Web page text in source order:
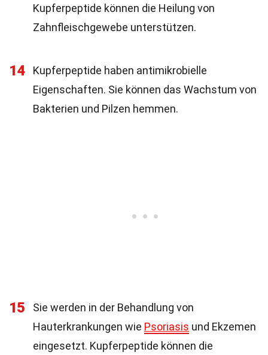
Kupferpeptide können die Heilung von
Zahnfleischgewebe unterstützen.
14
Kupferpeptide haben antimikrobielle
Eigenschaften. Sie können das Wachstum von
Bakterien und Pilzen hemmen.
15
Sie werden in der Behandlung von
Hauterkrankungen wie Psoriasis und Ekzemen
eingesetzt. Kupferpeptide können die